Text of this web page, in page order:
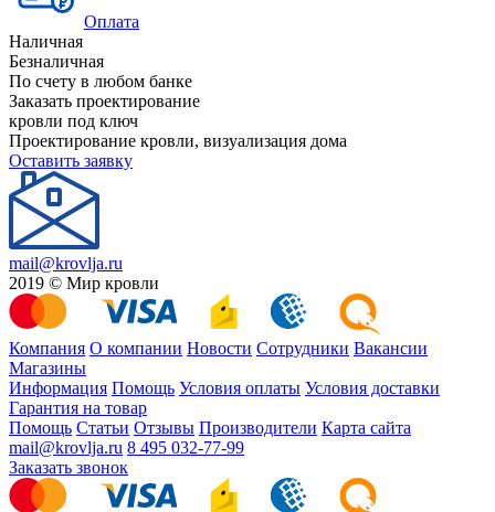
Оплата
Наличная
Безналичная
По счету в любом банке
Заказать проектирование
кровли под ключ
Проектирование кровли, визуализация дома
Оставить заявку
mail@krovlja.ru
2019 © Мир кровли
Компания О компании Новости Сотрудники Вакансии
Магазины
Информация Помощь Условия оплаты Условия доставки
Гарантия на товар
Помощь Статьи Отзывы Производители Карта сайта
mail@krovlja.ru 8 495 032-77-99
Заказать звонок